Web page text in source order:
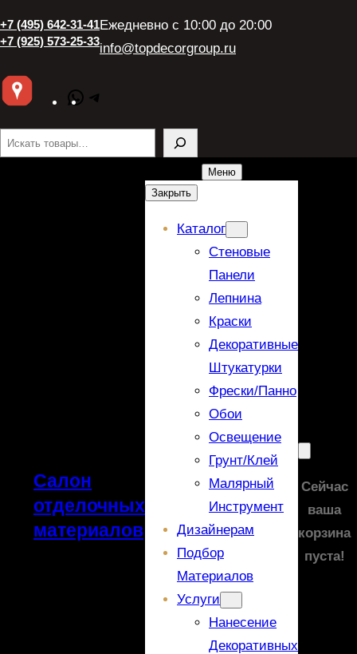
+7 (495) 642-31-41
+7 (925) 573-25-33
Ежедневно с 10:00 до 20:00
info@topdecorgroup.ru
WhatsApp
Поиск
Салон
отделочных
материалов
Меню
Закрыть
Каталог
Стеновые
Панели
Лепнина
Краски
Декоративные
Штукатурки
Фрески/панно
Обои
Освещение
Грунт/Клей
Малярный
Инструмент
Дизайнерам
Подбор
Материалов
Услуги
Нанесение
Декоративных
Сейчас
ваша
корзина
пуста!